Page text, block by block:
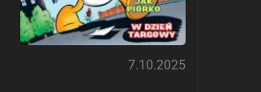
7.10.2025